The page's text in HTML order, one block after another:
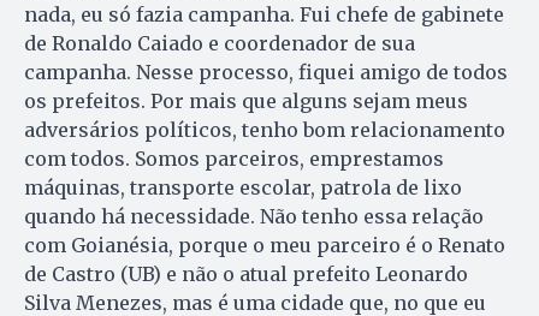
nada, eu só fazia campanha. Fui chefe de gabinete
de Ronaldo Caiado e coordenador de sua
campanha. Nesse processo, fiquei amigo de todos
os prefeitos. Por mais que alguns sejam meus
adversários políticos, tenho bom relacionamento
com todos. Somos parceiros, emprestamos
máquinas, transporte escolar, patrola de lixo
quando há necessidade. Não tenho essa relação
com Goianésia, porque o meu parceiro é o Renato
de Castro (UB) e não o atual prefeito Leonardo
Silva Menezes, mas é uma cidade que, no que eu